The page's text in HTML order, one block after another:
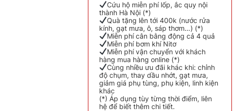
Cứu hộ miễn phí lốp, ắc quy nội
thành Hà Nội (*)
Quà tặng lên tới 400k (nước rửa
kính, gạt mưa, ô, sáp thơm…) (*)
Miễn phí cân bằng động cả 4 quả
Miễn phí bơm khí Nitơ
Miễn phí vận chuyển với khách
hàng mua hàng online (*)
Cùng nhiều ưu đãi khác khi: chỉnh
độ chụm, thay dầu nhớt, gạt mưa,
giảm giá phụ tùng, phụ kiện, linh kiện
khác
(*) Áp dụng tùy từng thời điểm, liên
hệ để biết thêm chi tiết.